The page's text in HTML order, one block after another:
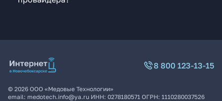
8 800 123-13-15
© 2026 ООО «Медовые Технологии»
email: medotech.info@ya.ru ИНН: 0278180571 ОГРН: 1110280037526